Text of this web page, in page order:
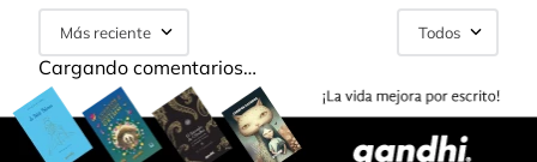
Más reciente Todos
Cargando comentarios…